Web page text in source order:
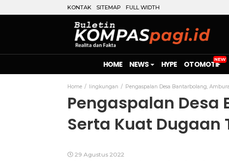
KONTAK SITEMAP FULL WIDTH
HOME NEWS HYPE OTOMOTIF
Home lingkungan Pengaspalan Desa Bantarbolang,
Pengaspalan
Serta Kuat Dugaan
29 Agustus 2022